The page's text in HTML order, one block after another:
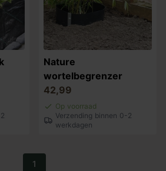
Nature
wortelbegrenzer
42,99
Op voorraad
Verzending binnen 0-2
werkdagen
1